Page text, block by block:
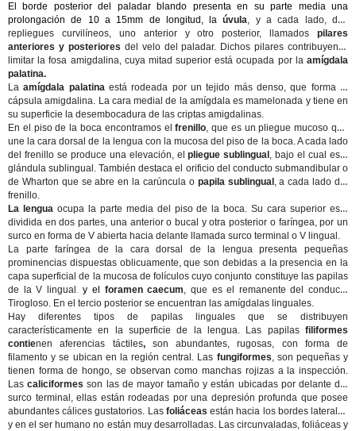
El borde posterior del paladar blando presenta en su parte media una
prolongación de 10 a 15mm de longitud, laúvula, y a cada lado, dos
repliegues curvilíneos, uno anterior y otro posterior, llamados pilares
anteriores y posteriores del velo del paladar. Dichos pilares contribuyen a
limitar la fosa amigdalina, cuya mitad superior está ocupada por la amígdala
palatina.
Laamígdala palatinaestá rodeada por un tejido más denso, que forma la
cápsula amigdalina. La cara medial de la amígdala es mamelonada y tiene en
su superficie la desembocadura de las criptas amigdalinas.
En el piso de la boca encontramos elfrenillo, que es un pliegue mucoso que
une la cara dorsal de la lengua con la mucosa del piso de la boca. A cada lado
del frenillo se produce una elevación, elpliegue sublingual , bajo el cual esta
glándula sublingual. También destaca el orificio del conducto submandibular o
de Wharton que se abre en la carúncula o papila sublingual , a cada lado del
frenillo.
La lenguaocupa la parte media del piso de la boca. Su cara superior está
dividida en dos partes, una anterior o bucal y otra posterior o faríngea, por un
surco en forma de V abierta hacia delante llamada surco terminal o V lingual.
La parte faríngea de la cara dorsal de la lengua presenta pequeñas
prominencias dispuestas oblicuamente, que son debidas a la presencia en la
capa superficial de la mucosa de folículos cuyo conjunto constituye las papilas
de la V lingual .y el foramen caecum, que es el remanente del conducto
Tirogloso. En el tercio posterior se encuentran las amígdalas linguales.
Hay diferentes tipos de papilas linguales que se distribuyen
característicamente en la superficie de la lengua. Las papilas filiformes
contienen aferencias táctiles, son abundantes, rugosas, con forma de
filamento y se ubican en la región central. Las fungiformes, son pequeñas y
tienen forma de hongo, se observan como manchas rojizas a la inspección.
Lascaliciformes son las de mayor tamaño y están ubicadas por delante del
surco terminal, ellas están rodeadas por una depresión profunda que posee
abundantes cálices gustatorios. Las foliáceas están hacia los bordes laterales
y en el ser humano no están muy desarrolladas. Las circunvaladas, foliáceas y